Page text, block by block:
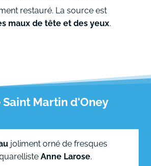
restauré. La source est
maux de tête et des yeux.
Saint Martin d'Oney
joliment orné de fresques
Anne Larose.